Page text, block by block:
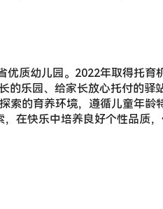
在快乐中培养良好个性品质，